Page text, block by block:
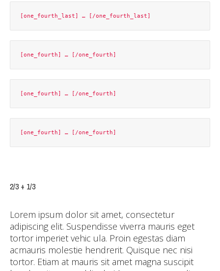
2/3 + 1/3
Lorem ipsum dolor sit amet, consectetur
adipiscing elit. Suspendisse viverra mauris eget
tortor imperiet vehic ula. Proin egestas diam
acmauris molestie hendrerit. Quisque nec nisi
tortor. Etiam at mauris sit amet magna suscipit